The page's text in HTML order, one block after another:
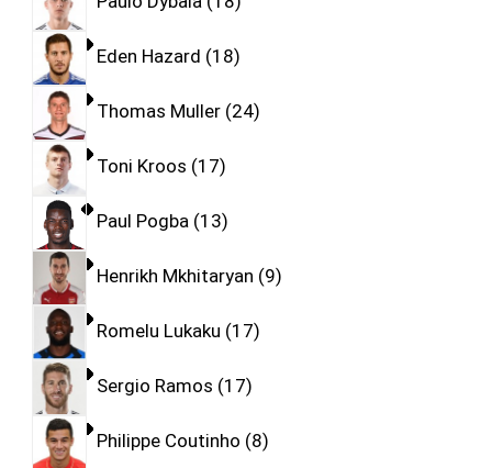
Eden Hazard 18
Thomas Muller 24
Toni Kroos 17
Paul Pogba 13
Henrikh Mkhitaryan 9
Romelu Lukaku 17
Sergio Ramos 17
Philippe Coutinho 8